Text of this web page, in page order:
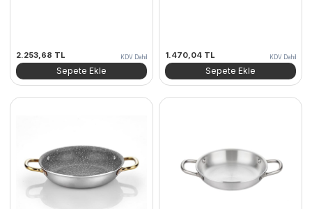
2.253,68 TL KDV Dahil
Sepete Ekle
1.470,04 TL KDV Dahil
Sepete Ekle